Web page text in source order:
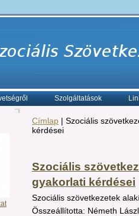
Szolgáltatások
Címlap | Szociális
kérdései
Szociális
gyakorlati kérdései
Szociális szövetkezetek
Összeállította: Németh